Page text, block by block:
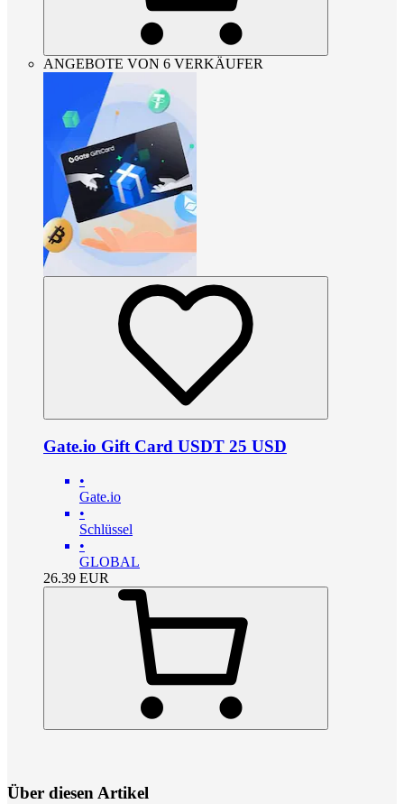
ANGEBOTE VON 6 VERKÄUFER
Gate.io Gift Card USDT 25 USD
•
Gate.io
•
Schlüssel
•
GLOBAL
26.39 EUR
Über diesen Artikel